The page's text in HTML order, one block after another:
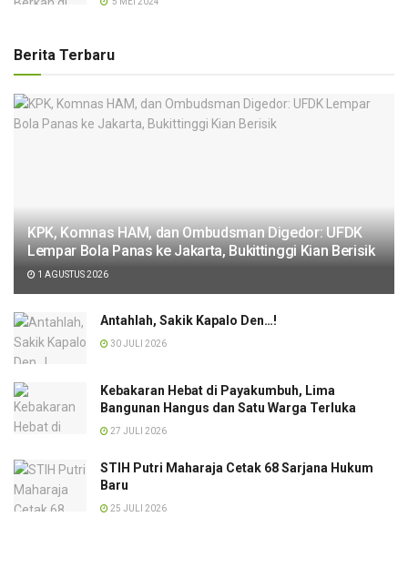
Berita Terbaru
KPK, Komnas HAM, dan Ombudsman Digedor: UFDK
Lempar Bola Panas ke Jakarta, Bukittinggi Kian Berisik
1 AGUSTUS 2026
Antahlah, Sakik Kapalo Den…!
30 JULI 2026
Kebakaran Hebat di Payakumbuh, Lima
Bangunan Hangus dan Satu Warga Terluka
27 JULI 2026
STIH Putri Maharaja Cetak 68 Sarjana Hukum
Baru
25 JULI 2026